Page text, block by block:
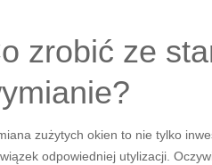
zrobić ze
zużytych okien to nie tylko
odpowiedniej utylizacji.